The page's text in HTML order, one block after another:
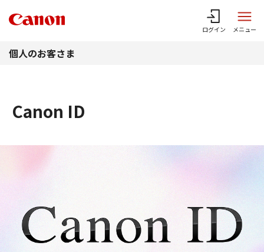
ログイン メニュー
個人のお客さま
Canon ID